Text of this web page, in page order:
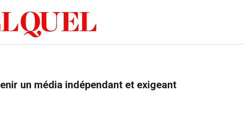
un média indépendant et exigeant